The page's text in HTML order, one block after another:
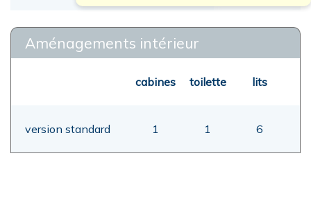
Aménagements intérieur
cabines toilette lits
version standard 1 1 6